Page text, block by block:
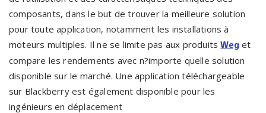
composants, dans le but de trouver la meilleure solution
pour toute application, notamment les installations à
moteurs multiples. Il ne se limite pas aux produitsWeg et
compare les rendements avec n?importe quelle solution
disponible sur le marché. Une application téléchargeable
sur Blackberry est également disponible pour les
ingénieurs en déplacement